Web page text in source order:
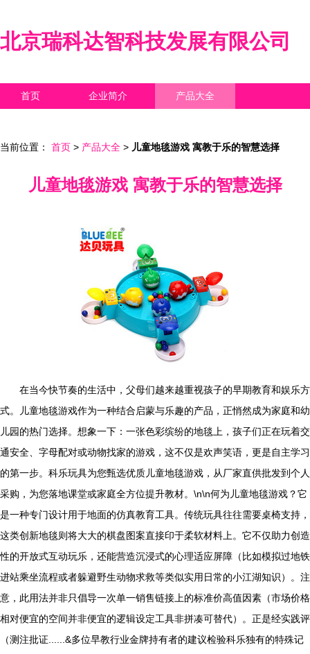
北京瑞科达智科技发展有限公司
首页 企业简介 产品大全
当前位置： 首页 > 产品大全 > 儿童地毯游戏 寓教于乐的智慧选择
儿童地毯游戏 寓教于乐的智慧选择
在当今快节奏的生活中，父母们越来越重视孩子的早期教育和娱乐方
式。儿童地毯游戏作为一种结合启蒙与乐趣的产品，正悄然成为家庭和幼
儿园的热门选择。想象一下：一张色彩缤纷的地毯上，孩子们正在玩着交
通安全、字母配对或动物找家的游戏，这不仅是欢声笑语，更是自主学习
的第一步。科乐玩具为您甄选优质儿童地毯游戏，从厂家直供批发到个人
采购，为您落地课堂或家庭全方位提升教材。\n\n何为儿童地毯游戏？它
是一种专门设计用于地面的仿真教育工具。传统玩具往往需要桌椅支持，
这类创新地毯则将大大的棋盘图案直接印于柔软材料上。它不仅助力创造
性的开放式互动玩乐，还能营造沉浸式的心理适应屏障（比如模拟过地铁
进站乘坐流程或者躲避野生动物求救等类似实用日常的小江湖知识）。注
意，此用法并非只倡导一次单一销售链接上的标准价高值因素（市场价格
相对便宜的空间并非便宜的逻辑设定工具非拼凑可替代）。正是经实践评
（测注批证......&多位早教行业金牌持有者的建议检验科乐独有的特殊记